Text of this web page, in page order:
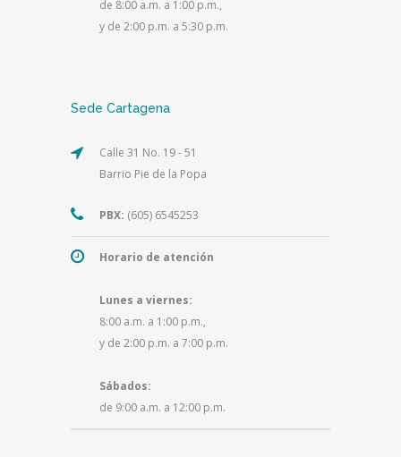
de 8:00 a.m. a 1:00 p.m.,
y de 2:00 p.m. a 5:30 p.m.
Sede Cartagena
Calle 31 No. 19 - 51
Barrio Pie de la Popa
PBX: (605) 6545253
Horario de atención
Lunes a viernes:
8:00 a.m. a 1:00 p.m.,
y de 2:00 p.m. a 7:00 p.m.
Sábados:
de 9:00 a.m. a 12:00 p.m.